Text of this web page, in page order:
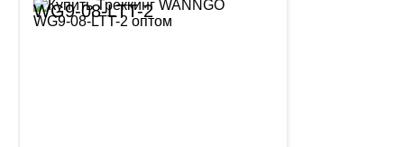
WG9-08-LTT-2